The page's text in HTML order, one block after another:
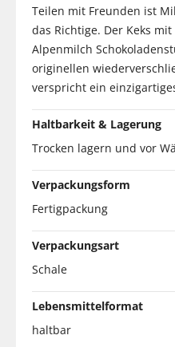
Teilen mit Freunden ist
das Richtige. Der Keks
Alpenmilch
originellen
verspricht ein
Haltbarkeit & Lagerung
Trocken lagern und vor
Verpackungsform
Fertigpackung
Verpackungsart
Schale
Lebensmittelformat
haltbar